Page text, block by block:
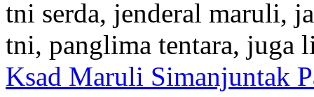
tni serda, jenderal maruli,
tni, panglima tentara, juga
Ksad Maruli Simanjuntak